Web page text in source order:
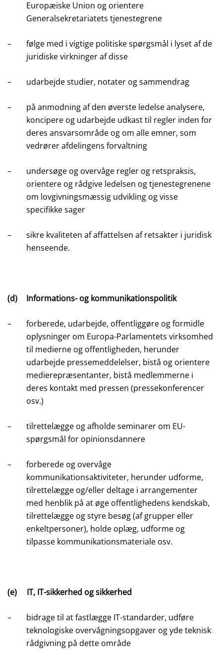
Europæiske Union og orientere
Generalsekretariatets tjenestegrene
–
følge med i vigtige politiske spørgsmål i lyset af de
juridiske virkninger af disse
– udarbejde studier, notater og sammendrag
–
på anmodning af den øverste ledelse analysere,
koncipere og udarbejde udkast til regler inden for
deres ansvarsområde og om alle emner, som
vedrører afdelingens forvaltning
–
undersøge og overvåge regler og retspraksis,
orientere og rådgive ledelsen og tjenestegrenene
om lovgivningsmæssig udvikling og visse
specifikke sager
–
sikre kvaliteten af affattelsen af retsakter i juridisk
henseende.
(d) Informations- og kommunikationspolitik
–
forberede, udarbejde, offentliggøre og formidle
oplysninger om Europa-Parlamentets virksomhed
til medierne og offentligheden, herunder
udarbejde pressemeddelelser, bistå og orientere
medierepræsentanter, bistå medlemmerne i
deres kontakt med pressen (pressekonferencer
osv.)
–
tilrettelægge og afholde seminarer om EU-
spørgsmål for opinionsdannere
–
forberede og overvåge
kommunikationsaktiviteter, herunder udforme,
tilrettelægge og/eller deltage i arrangementer
med henblik på at øge offentlighedens kendskab,
tilrettelægge og styre besøg (af grupper eller
enkeltpersoner), holde oplæg, udforme og
tilpasse kommunikationsmateriale osv.
(e) IT, IT-sikkerhed og sikkerhed
–
bidrage til at fastlægge IT-standarder, udføre
teknologiske overvågningsopgaver og yde teknisk
rådgivning på dette område